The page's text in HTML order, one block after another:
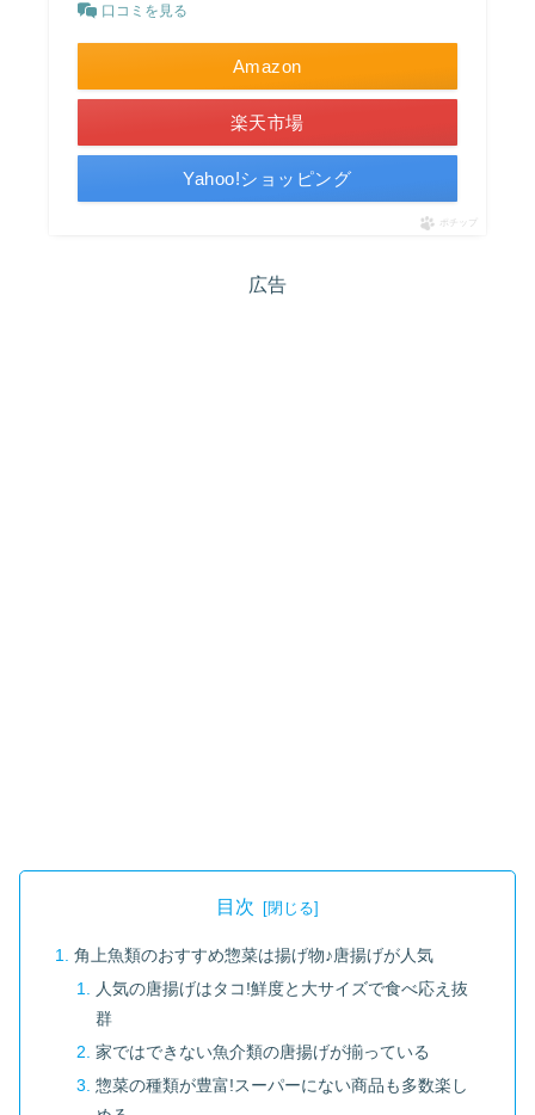
口コミを見る
Amazon
楽天市場
Yahoo!ショッピング
ポチップ
広告
目次
角上魚類のおすすめ惣菜は揚げ物♪唐揚げが人気
人気の唐揚げはタコ!鮮度と大サイズで食べ応え抜
群
家ではできない魚介類の唐揚げが揃っている
惣菜の種類が豊富!スーパーにない商品も多数楽し